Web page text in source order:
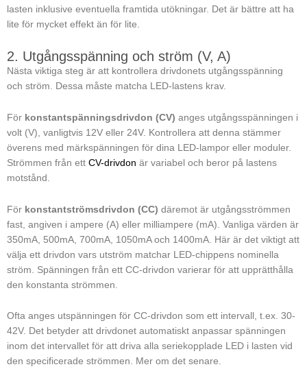
lasten inklusive eventuella framtida utökningar. Det är bättre att ha
lite för mycket effekt än för lite.
2. Utgångsspänning och ström (V, A)
Nästa viktiga steg är att kontrollera drivdonets utgångsspänning
och ström. Dessa måste matcha LED-lastens krav.
För konstantspänningsdrivdon (CV) anges utgångsspänningen i
volt (V), vanligtvis 12V eller 24V. Kontrollera att denna stämmer
överens med märkspänningen för dina LED-lampor eller moduler.
Strömmen från ett CV-drivdon är variabel och beror på lastens
motstånd.
För konstantströmsdrivdon (CC) däremot är utgångsströmmen
fast, angiven i ampere (A) eller milliampere (mA). Vanliga värden är
350mA, 500mA, 700mA, 1050mA och 1400mA. Här är det viktigt att
välja ett drivdon vars utström matchar LED-chippens nominella
ström. Spänningen från ett CC-drivdon varierar för att upprätthålla
den konstanta strömmen.
Ofta anges utspänningen för CC-drivdon som ett intervall, t.ex. 30-
42V. Det betyder att drivdonet automatiskt anpassar spänningen
inom det intervallet för att driva alla seriekopplade LED i lasten vid
den specificerade strömmen. Mer om det senare.